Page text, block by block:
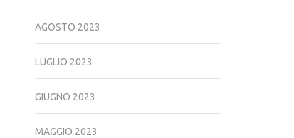
AGOSTO 2023
LUGLIO 2023
GIUGNO 2023
MAGGIO 2023